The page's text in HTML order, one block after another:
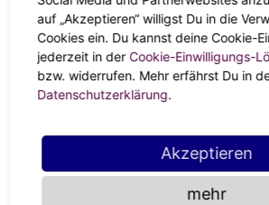
Im Kontakt mit dir
Channeling kann aber mehr als dein
besonderen Form der Trauerbewältigung
es passieren, dass dir plötzlich Dinge
Vergangenheit wieder einfallen. Du
anders mit dir und deinen Gefühlen in
auf „Akzeptieren“ willigst Du in die
Cookies ein. Du kannst deine Cookie-
jederzeit in der Cookie-Einwilligungs-
bzw. widerrufen. Mehr erfährst Du in
Datenschutzerklärung.
Akzeptieren
mehr